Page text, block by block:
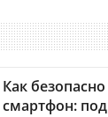
Как
смартфон: